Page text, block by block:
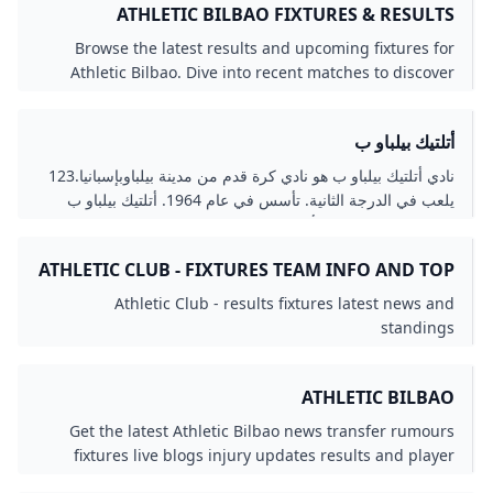
ATHLETIC BILBAO FIXTURES & RESULTS
GOAL.COM
Browse the latest results and upcoming fixtures for
Athletic Bilbao. Dive into recent matches to discover
أتلتيك بيلباو ب
نادي أتلتيك بيلباو ب هو نادي كرة قدم من مدينة بيلباوبإسبانيا.123
يلعب في الدرجة الثانية. تأسس في عام 1964. أتلتيك بيلباو ب
الشعار الاسم الكامل تأسس عام الملعب البلد الدوري الإدارة
2017-18; Athletic’s official website نسخة محفوظة 21
أغسطس 2017 على موقع واي باك مشين. “Bilbao Athletic
empata contra Osasuna y pierde la categoría"Bilbao
أغسطس 2017. اطلع عليه بتاريخ 25 مايو 2017.الوسيط
ATHLETIC CLUB - FIXTURES TEAM INFO AND TOP
PLAYERS
Athletic Club - results fixtures latest news and
standings
ATHLETIC BILBAO
Get the latest Athletic Bilbao news transfer rumours
fixtures live blogs injury updates results and player